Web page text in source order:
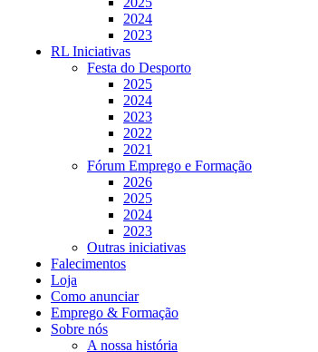
2024
2023
RL Iniciativas
Festa do Desporto
2025
2024
2023
2022
2021
Fórum Emprego e Formação
2026
2025
2024
2023
Outras iniciativas
Falecimentos
Loja
Como anunciar
Emprego & Formação
Sobre nós
A nossa história